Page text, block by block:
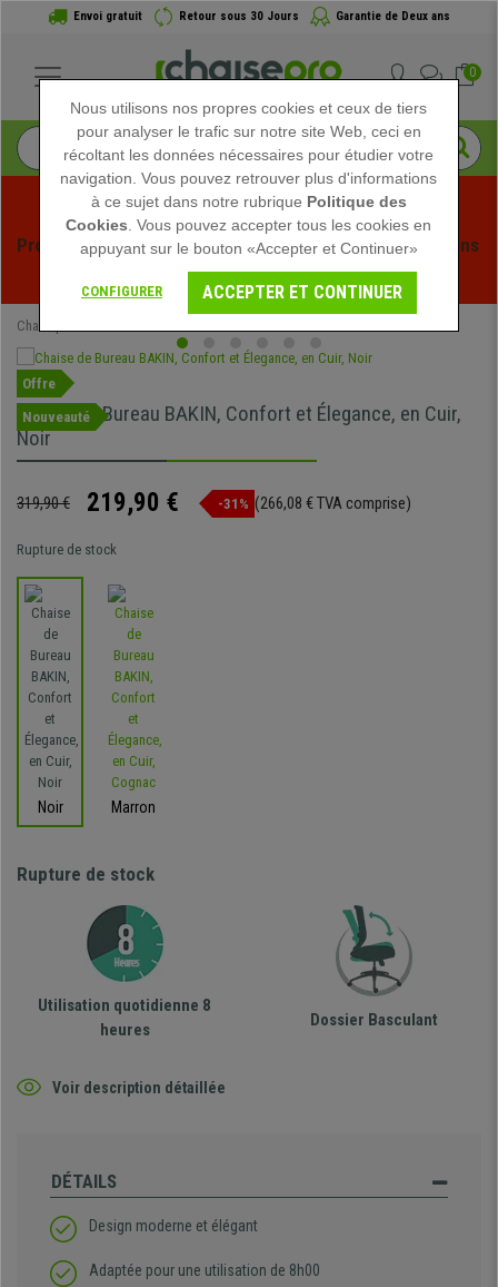
Envoi gratuit Retour sous 30 Jours Garantie de Deux ans
0
Profitez des soldes d'été chez Chaisepro ! Des réductions
exclusives pour une durée limitée - Voir l'offre
Chaisepro
Offre
Nouveauté
Chaise de Bureau BAKIN, Confort et Élegance, en Cuir,
Noir
319,90 € 219,90 € -31% (266,08 € TVA comprise)
Rupture de stock
Noir Marron
Rupture de stock
Utilisation quotidienne 8
heures
Dossier Basculant
Voir description détaillée
DÉTAILS
Design moderne et élégant
Adaptée pour une utilisation de 8h00
Nous utilisons nos propres cookies et ceux de tiers
pour analyser le trafic sur notre site Web, ceci en
récoltant les données nécessaires pour étudier votre
navigation. Vous pouvez retrouver plus d'informations
à ce sujet dans notre rubrique Politique des
Cookies . Vous pouvez accepter tous les cookies en
appuyant sur le bouton «Accepter et Continuer»
CONFIGURER ACCEPTER ET CONTINUER